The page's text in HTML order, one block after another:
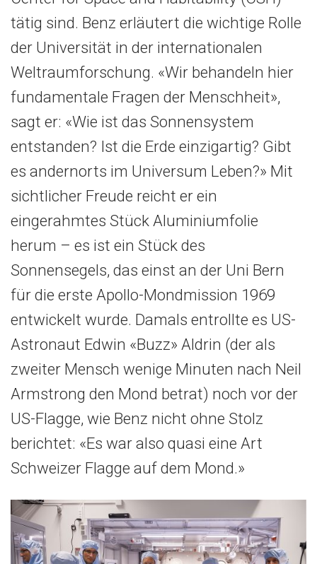
tätig sind. Benz erläutert die wichtige Rolle
der Universität in der internationalen
Weltraumforschung. «Wir behandeln hier
fundamentale Fragen der Menschheit»,
sagt er: «Wie ist das Sonnensystem
entstanden? Ist die Erde einzigartig? Gibt
es andernorts im Universum Leben?» Mit
sichtlicher Freude reicht er ein
eingerahmtes Stück Aluminiumfolie
herum – es ist ein Stück des
Sonnensegels, das einst an der Uni Bern
für die erste Apollo-Mondmission 1969
entwickelt wurde. Damals entrollte es US-
Astronaut Edwin «Buzz» Aldrin (der als
zweiter Mensch wenige Minuten nach Neil
Armstrong den Mond betrat) noch vor der
US-Flagge, wie Benz nicht ohne Stolz
berichtet: «Es war also quasi eine Art
Schweizer Flagge auf dem Mond.»